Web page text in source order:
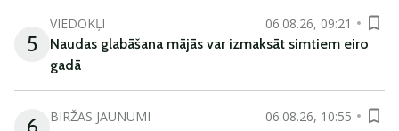
5
VIEDOKĻI
06.08.26, 09:21
Naudas glabāšana mājās var izmaksāt simtiem eiro
gadā
BIRŽAS JAUNUMI
06.08.26, 10:55